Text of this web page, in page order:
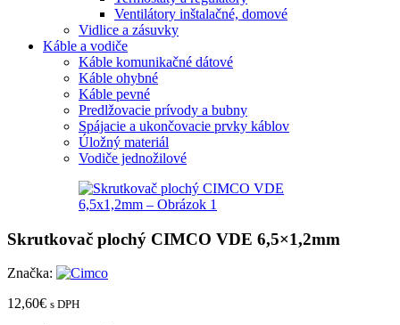
Ventilátory inštalačné, domové
Vidlice a zásuvky
Káble a vodiče
Káble komunikačné dátové
Káble ohybné
Káble pevné
Predlžovacie prívody a bubny
Spájacie a ukončovacie prvky káblov
Úložný materiál
Vodiče jednožilové
Skrutkovač plochý CIMCO VDE 6,5×1,2mm
Značka:
12,60€ s DPH